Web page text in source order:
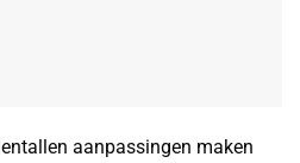
aanpassingen maken